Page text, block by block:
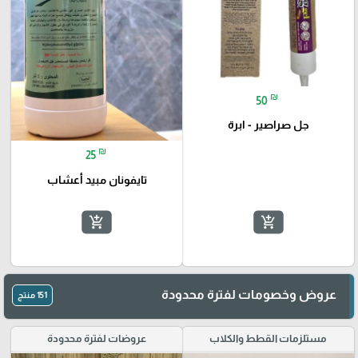
50 ₪
جل صراصير - ابرة
add_shopping_cart
25 ₪
تايفونان مبيد أعشاب
add_shopping_cart
عروض وخصومات لفترة محدودة 151 منتج
مستلزمات القطط والكلاب عروضات لفترة محدودة